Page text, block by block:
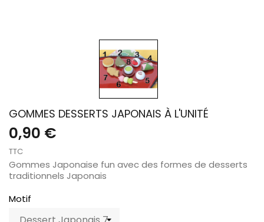
GOMMES DESSERTS JAPONAIS À L'UNITÉ
0,90 €
TTC
Gommes Japonaise fun avec des formes de desserts
traditionnels Japonais
Motif